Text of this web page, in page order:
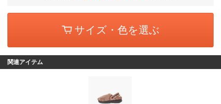
サイズ・色を選ぶ
関連アイテム